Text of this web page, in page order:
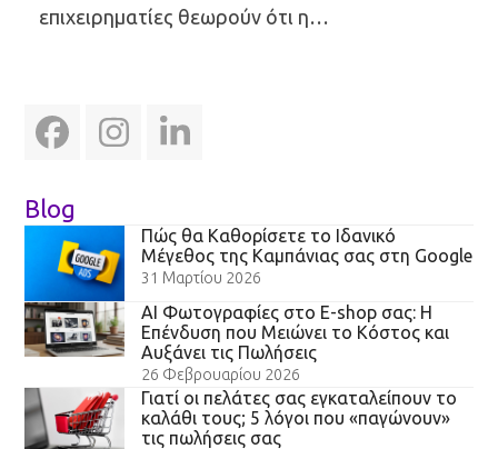
επιχειρηματίες θεωρούν ότι η…
Facebook
Instagram
LinkedIn
Blog
Πώς θα Καθορίσετε το Ιδανικό
Μέγεθος της Καμπάνιας σας στη Google
31 Μαρτίου 2026
AI Φωτογραφίες στο E-shop σας: Η
Επένδυση που Μειώνει το Κόστος και
Αυξάνει τις Πωλήσεις
26 Φεβρουαρίου 2026
Γιατί οι πελάτες σας εγκαταλείπουν το
καλάθι τους; 5 λόγοι που «παγώνουν»
τις πωλήσεις σας